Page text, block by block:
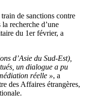
de sanctions contre
recherche d’une
du 1er février, a
d’Asie du Sud-Est),
un dialogue a pu
réelle », a
des Affaires étrangères,